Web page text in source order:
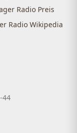
Radio Preis
Radio Wikipedia
44